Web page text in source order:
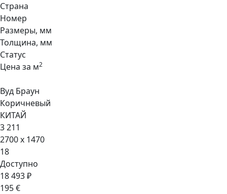
Страна
Номер
Размеры, мм
Толщина, мм
Статус
Цена за м2
Вуд Браун
Коричневый
КИТАЙ
3 211
2700 x 1470
18
Доступно
18 493 ₽
195 €